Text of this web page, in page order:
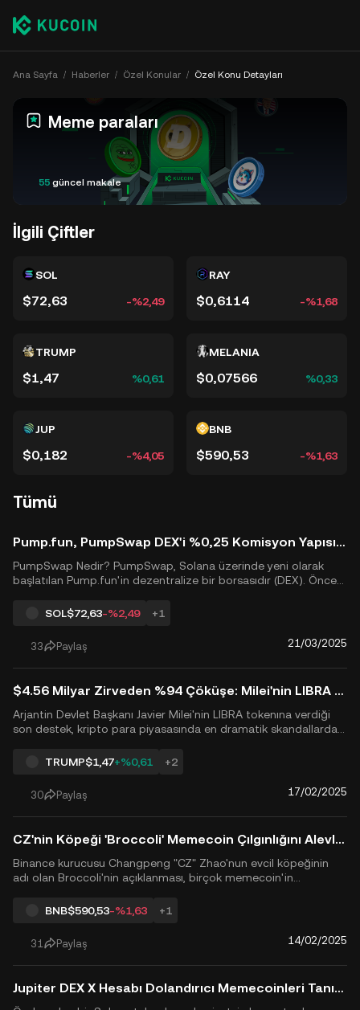
Ana Sayfa Haberler Özel Konular Özel Konu Detayları
Meme paraları
55 güncel makale
İlgili Çiftler
SOL
$72,63 -%2,49
RAY
$0,6114 -%1,68
TRUMP
$1,47 %0,61
MELANIA
$0,07566 %0,33
JUP
$0,182 -%4,05
BNB
$590,53 -%1,63
Tümü
Pump.fun, PumpSwap DEX'i %0,25 Komisyon Yapısı ve Sıfır SOL Geçiş Ücreti ile Tanıtarak Solana'nın Memecoin Pazarını Geri Kazanıyor.
PumpSwap Nedir? PumpSwap, Solana üzerinde yeni olarak
başlatılan Pump.fun'in dezentralize bir borsasıdır (DEX). Önceki
eğrisini tamamladıktan hemen sonra göç etmesine izin verir.
PumpSwap, %0,25 işlem komisyonu uygular: 0,20% likidite
SOL$72,63-%2,49 +1
33 Paylaş 21/03/2025
$4.56 Milyar Zirveden %94 Çöküşe: Milei'nin LIBRA Desteği $107M'lik İçeriden Çıkışı Tetikledi
Arjantin Devlet Başkanı Javier Milei'nin LIBRA tokenına verdiği
son destek, kripto para piyasasında en dramatik skandallardan
canlanma vaat eden yüksek profilli bir tweet ile başlayan süreç,
hızla bir memecoin çılgınlığı, içeriden b...
TRUMP$1,47+%0,61 +2
30 Paylaş 17/02/2025
CZ'nin Köpeği 'Broccoli' Memecoin Çılgınlığını Alevlendirdi: 1.5 Milyar Dolarlık Patlama
Binance kurucusu Changpeng "CZ" Zhao'nun evcil köpeğinin
adı olan Broccoli'nin açıklanması, birçok memecoin'in
piyasa değerine ulaştı. CZ, bu tokenlarla ilgisi olmadığını belirtti
BNB$590,53-%1,63 +1
31 Paylaş 14/02/2025
Jupiter DEX X Hesabı Dolandırıcı Memecoinleri Tanıtmak İçin Hacklendi: Traderlar 20 Milyon Doların Üzerinde Zarar Etti